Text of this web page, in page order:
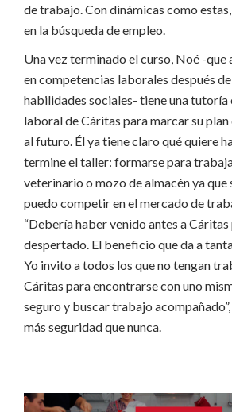
de trabajo. Con dinámicas como
en la búsqueda de empleo.
Una vez terminado el curso, Noé -que
en competencias laborales después
habilidades sociales- tiene una tutoría
laboral de Cáritas para marcar su
al futuro. Él ya tiene claro qué quiere
termine el taller: formarse para
veterinario o mozo de almacén ya que
puedo competir en el mercado de
“Debería haber venido antes a Cáritas
despertado. El beneficio que da a
Yo invito a todos los que no tengan
Cáritas para encontrarse con uno
seguro y buscar trabajo
más seguridad que nunca.